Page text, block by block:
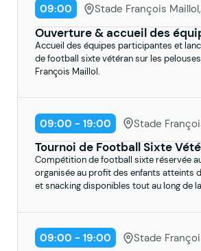
09:00 Stade François
Ouverture & accueil des
Accueil des équipes participantes et
de football sixte vétéran sur les
François Maillol.
09:00 - 19:00 Stade
Tournoi de Football Sixte
Compétition de football sixte réservée
organisée au profit des enfants atteints
et snacking disponibles tout au long de
09:00 - 19:00 Stade